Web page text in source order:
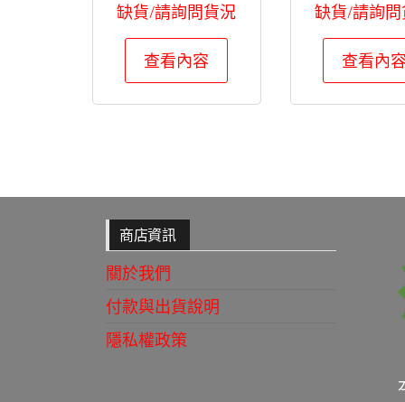
缺貨/請詢問貨況
查看內容
缺貨/請詢
查看內
商店資訊
關於我們
付款與出貨說明
隱私權政策